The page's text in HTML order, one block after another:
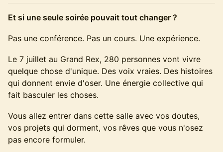
Et si une seule soirée pouvait tout changer ?
Pas une conférence. Pas un cours. Une expérience.
Le 7 juillet au Grand Rex, 280 personnes vont vivre
quelque chose d'unique. Des voix vraies. Des histoires
qui donnent envie d'oser. Une énergie collective qui
fait basculer les choses.
Vous allez entrer dans cette salle avec vos doutes,
vos projets qui dorment, vos rêves que vous n'osez
pas encore formuler.